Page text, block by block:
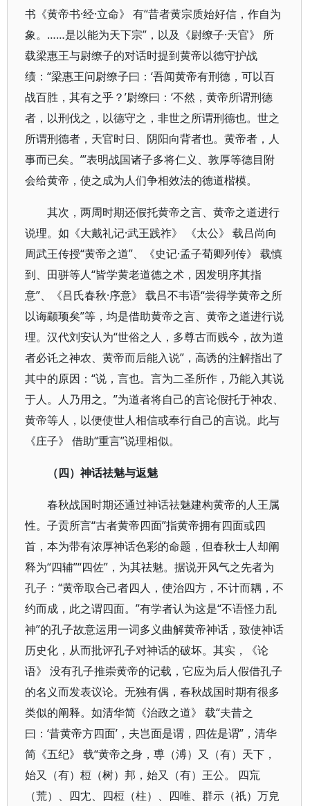
书《黄帝书·经·立命》 有“昔者黄宗质始好信，作自为
象。……是以能为天下宗”，以及《尉缭子·天官》 所
载梁惠王与尉缭子的对话时提到黄帝以德守护战
绩：“梁惠王问尉缭子曰：‘吾闻黄帝有刑德，可以百
战百胜，其有之乎？’尉缭曰：‘不然，黄帝所谓刑德
者，以刑伐之，以德守之，非世之所谓刑德也。世之
所谓刑德者，天官时日、阴阳向背者也。黄帝者，人
事而已矣。’”表明战国诸子多将仁义、敦厚等德目附
会给黄帝，使之成为人们争相效法的德道楷模。
其次，两周时期还假托黄帝之言、黄帝之道进行
说理。如《大戴礼记·武王践祚》 《太公》 载吕尚向
周武王传授“黄帝之道”、《史记·孟子荀卿列传》 载慎
到、田骈等人“皆学黄老道德之术，因发明序其指
意”、《吕氏春秋·序意》 载吕不韦语“尝得学黄帝之所
以诲颛顼矣”等，均是借助黄帝之言、黄帝之道进行说
理。汉代刘安认为“世俗之人，多尊古而贱今，故为道
者必讬之神农、黄帝而后能入说”，高诱的注解指出了
其中的原因：“说，言也。言为二圣所作，乃能入其说
于人。人乃用之。”为道者将自己的言论假托于神农、
黄帝等人，以便使世人相信或奉行自己的言说。此与
《庄子》 借助“重言”说理相似。
（四）神话祛魅与返魅
春秋战国时期还通过神话祛魅建构黄帝的人王属
性。子贡所言“古者黄帝四面”指黄帝拥有四面或四
首，本为带有浓厚神话色彩的命题，但春秋士人却阐
释为“四辅”“四佐”，为其祛魅。据说开风气之先者为
孔子：“黄帝取合己者四人，使治四方，不计而耦，不
约而成，此之谓四面。”有学者认为这是“不语怪力乱
神”的孔子故意运用一词多义曲解黄帝神话，致使神话
历史化，从而批评孔子对神话的破坏。其实，《论
语》 没有孔子推崇黄帝的记载，它应为后人假借孔子
的名义而发表议论。无独有偶，春秋战国时期有很多
类似的阐释。如清华简《治政之道》 载“夫昔之
曰：‘昔黄帝方四面’，夫岂面是谓，四佐是谓”，清华
简《五纪》 载“黄帝之身，尃（溥）又（有）天下，
始又（有）梪（树）邦，始又（有）王公。 四巟
（荒）、四冘、四梪（柱）、四唯、群示（祇）万皃